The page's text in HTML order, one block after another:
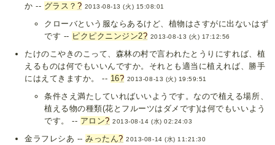
か -- グラス？ ? 2013-08-13 (火) 15:08:01
クローバという服ならあるけど、植物はさすがに出ないはず
です -- ピクピクニンジン2? 2013-08-13 (火) 17:12:56
たけのこやきのこって、森林の村で言われたとうりにすれば、植
えるものは何でもいいんですか。それとも適当に植えれば、勝手
にはえてきますか。 -- 16? 2013-08-13 (火) 19:59:51
条件さえ満たしていればいいようです。なので植える場所、
植える物の種類(花とフルーツはダメです)は何でもいいよう
です。 -- アロン? 2013-08-14 (水) 02:24:03
金ラフレシあ --みったん? 2013-08-14 (水) 11:21:30